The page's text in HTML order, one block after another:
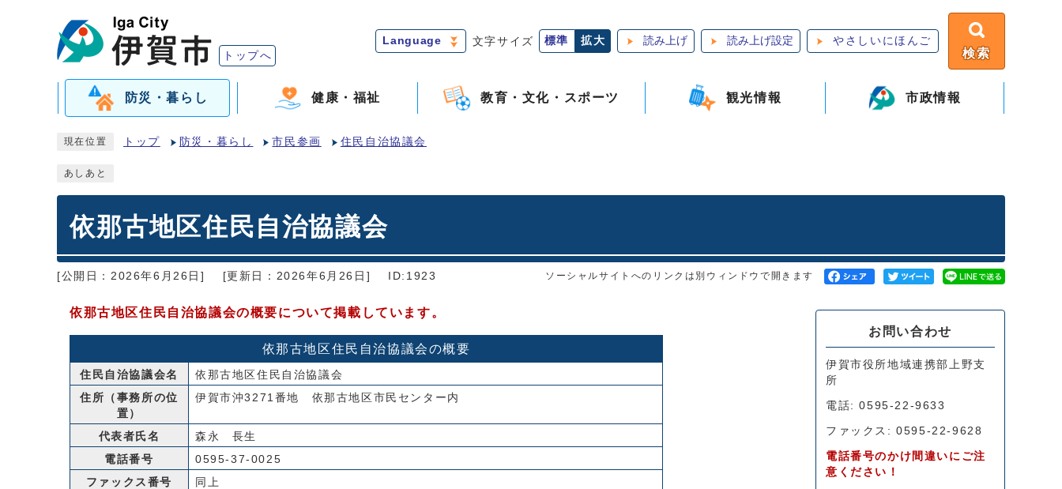
トップへ
Language 文字サイズ 標準 拡大 読み上げ 読み上げ設定 やさしいにほんご
検索
防災・暮らし 健康・福祉 教育・文化・スポーツ 観光情報 市政情報
現在位置 トップ 防災・暮らし 市民参画 住民自治協議会
あしあと
依那古地区住民自治協議会
[公開日：2026年6月26日] [更新日：2026年6月26日] ID:1923 ソーシャルサイトへのリンクは別ウィンドウで開きます
依那古地区住民自治協議会の概要について掲載しています。
依那古地区住民自治協議会の概要
住民自治協議会名
依那古地区住民自治協議会
住所（事務所の位
置）
伊賀市沖3271番地 依那古地区市民センター内
代表者氏名
森永 長生
電話番号
0595-37-0025
ファックス番号
同上
お問い合わせ
伊賀市役所地域連携部上野支
所
電話: 0595-22-9633
ファックス: 0595-22-9628
電話番号のかけ間違いにご注
意ください！